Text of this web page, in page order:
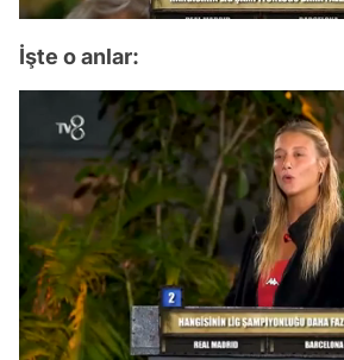
İşte o anlar:
/